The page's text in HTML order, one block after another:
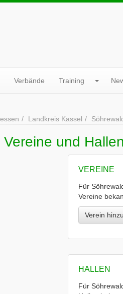
Verbände Training
Landkreis Kassel
und
VEREINE
Für
Vereine
Verein
HALLEN
Für